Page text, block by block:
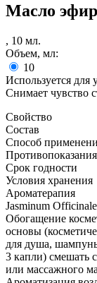
Масло
, 10 мл.
Объем, мл:
10
Используется для
Снимает чувство
Свойство
Состав
Способ
Срок годности
Условия хранения
Ароматерапия
Jasminum
Обогащение
основы
для душа,
3 капли) смешать
или массажного